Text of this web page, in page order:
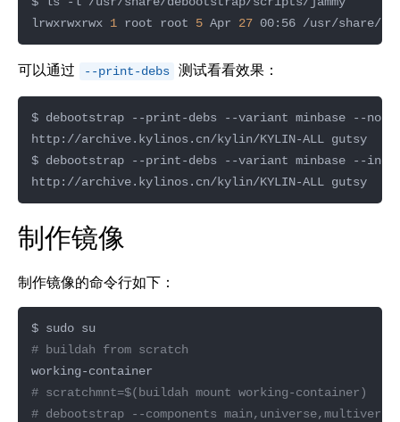
lrwxrwxrwx 1 root root 5 Apr 27
可以通过 --print-debs 测试看看效果：
$ debootstrap --print-debs --variant minbase --no-
$ debootstrap --print-debs --variant minbase --
制作镜像
制作镜像的命令行如下：
# buildah from scratch
# scratchmnt=$(buildah mount working-container)
# debootstrap --components